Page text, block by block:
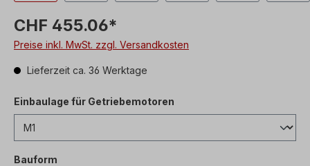
CHF 455.06*
Preise inkl. MwSt. zzgl. Versandkosten
Lieferzeit ca. 36 Werktage
Einbaulage für Getriebemotoren
Bauform